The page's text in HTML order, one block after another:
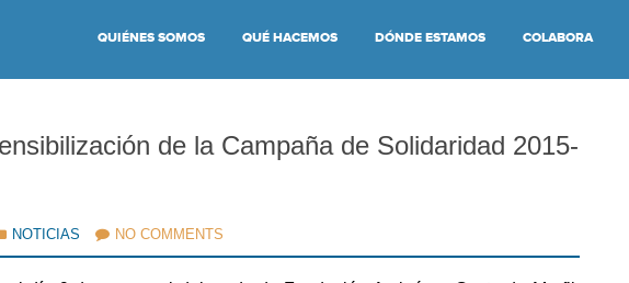
QUIÉNES SOMOS QUÉ HACEMOS DÓNDE ESTAMOS COLABORA
de la Campaña de Solidaridad 2015-
NOTICIAS NO COMMENTS